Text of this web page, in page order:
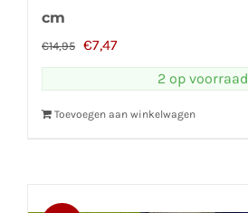
cm
€14,95 Oorspronkelijke
prijs
was:
€14,95.
€7,47Huidige
prijs
is:
€7,47.
2 op voorraad
Toevoegen aan winkelwagen